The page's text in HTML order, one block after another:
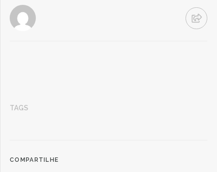
TAGS
COMPARTILHE